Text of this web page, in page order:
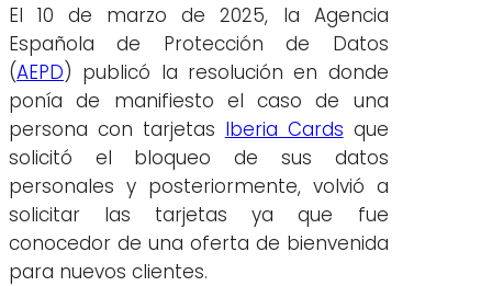
El 10 de marzo de 2025, la Agencia
Española de Protección de Datos
(AEPD) publicó la resolución en donde
ponía de manifiesto el caso de una
persona con tarjetas Iberia Cards que
solicitó el bloqueo de sus datos
personales y posteriormente, volvió a
solicitar las tarjetas ya que fue
conocedor de una oferta de bienvenida
para nuevos clientes.